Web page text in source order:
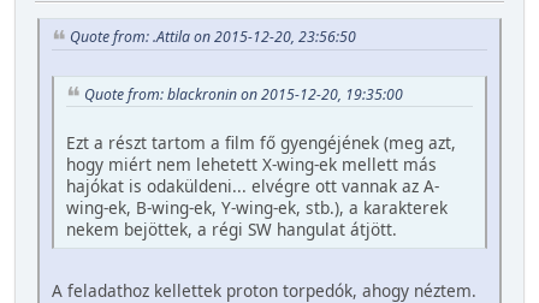
Quote from: .Attila on 2015-12-20, 23:56:50
Quote from: blackronin on 2015-12-20, 19:35:00
Ezt a részt tartom a film fő gyengéjének (meg azt,
hogy miért nem lehetett X-wing-ek mellett más
hajókat is odaküldeni... elvégre ott vannak az A-
wing-ek, B-wing-ek, Y-wing-ek, stb.), a karakterek
nekem bejöttek, a régi SW hangulat átjött.
A feladathoz kellettek proton torpedók, ahogy néztem.